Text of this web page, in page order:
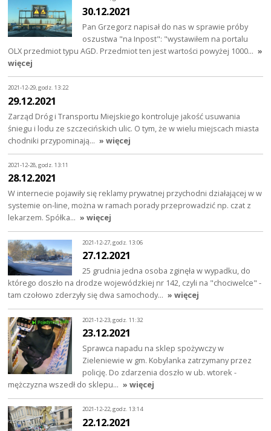
30.12.2021
Pan Grzegorz napisał do nas w sprawie próby
oszustwa "na Inpost": "wystawiłem na portalu
OLX przedmiot typu AGD. Przedmiot ten jest wartości powyżej 1000… »
więcej
2021-12-29, godz. 13:22
29.12.2021
Zarząd Dróg i Transportu Miejskiego kontroluje jakość usuwania
śniegu i lodu ze szczecińskich ulic. O tym, że w wielu miejscach miasta
chodniki przypominają… » więcej
2021-12-28, godz. 13:11
28.12.2021
W internecie pojawiły się reklamy prywatnej przychodni działającej w w
systemie on-line, można w ramach porady przeprowadzić np. czat z
lekarzem. Spółka… » więcej
2021-12-27, godz. 13:06
27.12.2021
25 grudnia jedna osoba zginęła w wypadku, do
którego doszło na drodze wojewódzkiej nr 142, czyli na "chociwelce" -
tam czołowo zderzyły się dwa samochody… » więcej
2021-12-23, godz. 11:32
23.12.2021
Sprawca napadu na sklep spożywczy w
Zieleniewie w gm. Kobylanka zatrzymany przez
policję. Do zdarzenia doszło w ub. wtorek -
mężczyzna wszedł do sklepu… » więcej
2021-12-22, godz. 13:14
22.12.2021